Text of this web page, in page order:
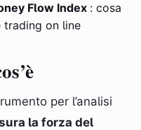
Flow Index : cosa
trading on line
per l’analisi
la forza del